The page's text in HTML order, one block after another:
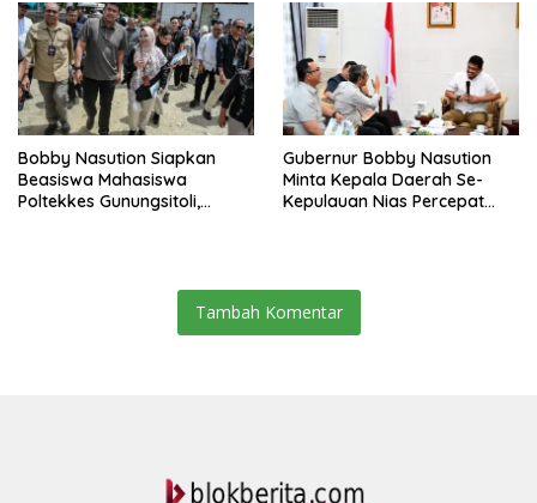
Beragam Senjata Disita
Bobby Nasution Siapkan
Beasiswa Mahasiswa
Poltekkes Gunungsitoli,
Gubernur Bobby Nasution
Minta Kepala Daerah Se-
Kepulauan Nias Percepat
Tambah Komentar